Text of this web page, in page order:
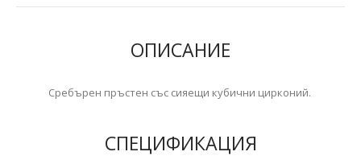
ОПИСАНИЕ
Сребърен пръстен със сияещи кубични цирконий.
СПЕЦИФИКАЦИЯ